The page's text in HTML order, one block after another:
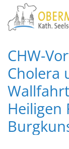
Zum Inhalt
CHW-
Cholera
Heiligen